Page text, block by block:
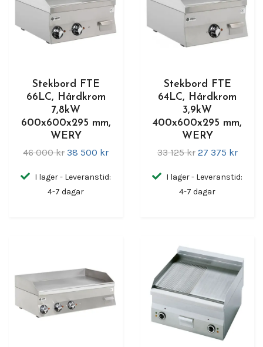
Stekbord FTE
66LC, Hårdkrom
7,8kW
600x600x295 mm,
WERY
46 000 kr 38 500 kr
I lager - Leveranstid:
4-7 dagar
Stekbord FTE
64LC, Hårdkrom
3,9kW
400x600x295 mm,
WERY
33 125 kr 27 375 kr
I lager - Leveranstid:
4-7 dagar